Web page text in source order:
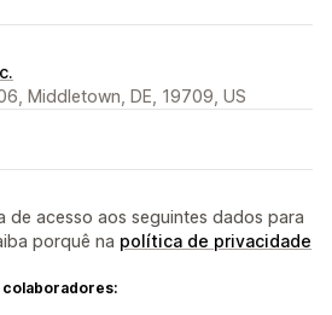
Middletown, DE, 19709, US
de acesso aos seguintes dados para
porquê na política de privacidade
colaboradores: